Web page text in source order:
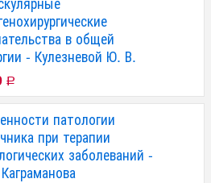
в общей
- Кулезневой Ю. В.
Р
патологии
при терапии
заболеваний -